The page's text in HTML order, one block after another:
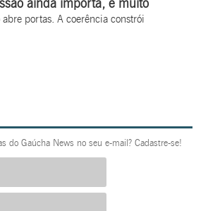
ainda importa, e muito
portas. A coerência constrói
do Gaúcha News no seu e-mail? Cadastre-se!